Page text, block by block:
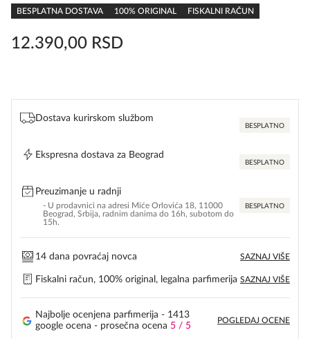
rating
BESPLATNA DOSTAVA 100% ORIGINAL FISKALNI RAČUN
12.390,00 RSD
Dostava kurirskom službom
BESPLATNO
Ekspresna dostava za Beograd
BESPLATNO
Preuzimanje u radnji
- U prodavnici na adresi Miće Orlovića 18, 11000
Beograd, Srbija, radnim danima do 16h, subotom do
15h.
BESPLATNO
14 dana povraćaj novca SAZNAJ VIŠE
Fiskalni račun, 100% original, legalna parfimerija SAZNAJ VIŠE
Najbolje ocenjena parfimerija - 1413
google ocena - prosečna ocena 5 / 5
POGLEDAJ OCENE